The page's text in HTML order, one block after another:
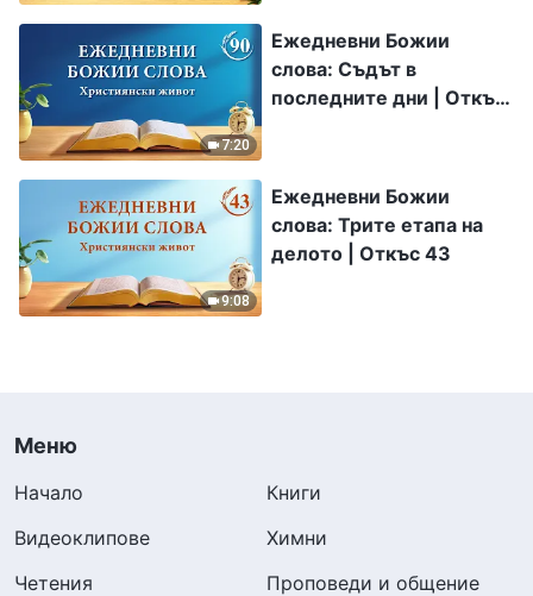
7:20
Ежедневни Божии
слова: Съдът в
последните дни | Откъс
9:08
Ежедневни Божии
слова: Трите етапа на
делото | Откъс 43
Меню
Начало
Книги
Видеоклипове
Химни
Четения
Проповеди и общение